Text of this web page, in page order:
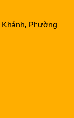
Phường